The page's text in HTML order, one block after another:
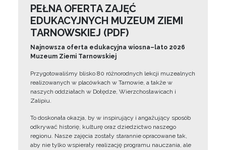
PEŁNA OFERTA ZAJĘĆ
EDUKACYJNYCH MUZEUM ZIEMI
TARNOWSKIEJ (PDF)
Najnowsza oferta edukacyjna wiosna–lato 2026
Muzeum Ziemi Tarnowskiej
Przygotowaliśmy blisko 80 różnorodnych lekcji muzealnych
realizowanych w placówkach w Tarnowie, a także w
naszych oddziałach w Dołędze, Wierzchosławicach i
Zalipiu.
To doskonała okazja, by w inspirujący i angażujący sposób
odkrywać historię, kulturę oraz dziedzictwo naszego
regionu. Nasze zajęcia zostały starannie opracowane tak,
aby nie tylko wspierały realizację programu nauczania, ale